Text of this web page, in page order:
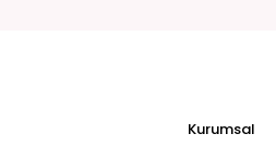
Kurumsal